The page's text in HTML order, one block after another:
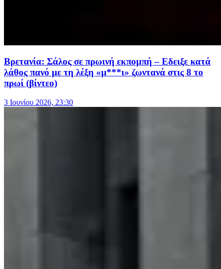
Βρετανία: Σάλος σε πρωινή εκπομπή – Εδειξε κατά
λάθος πανό με τη λέξη «μ***ι» ζωντανά στις 8 το
πρωί (βίντεο)
3 Ιουνίου 2026, 23:30